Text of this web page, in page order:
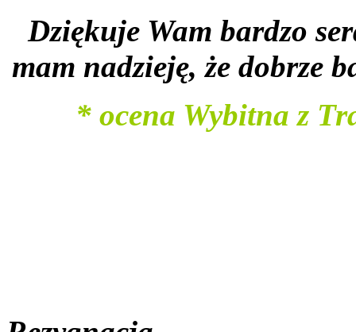
Dziękuje Wam bardzo
mam nadzieję, że dobrze
* ocena Wybitna z